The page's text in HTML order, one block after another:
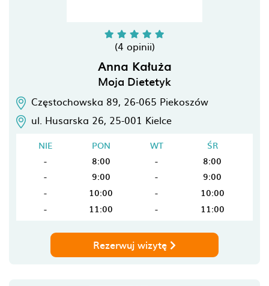
(4 opinii)
Anna Kałuża
Moja Dietetyk
Częstochowska 89, 26-065 Piekoszów
ul. Husarska 26, 25-001 Kielce
NIE PON WT
ŚR
-
8:00 -
8:00
-
9:00 -
9:00
-
10:00 -
10:00
-
11:00 - 11:00
Rezerwuj wizytę